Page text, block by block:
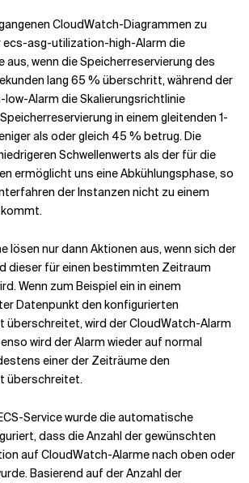
CloudWatch-Diagrammen zu
ecs-asg-utilization-high-Alarm die
aus, wenn die Speicherreservierung des
lang 65 % überschritt, während der
Alarm die Skalierungsrichtlinie
in einem gleitenden 1-
als oder gleich 45 % betrug. Die
Schwellenwerts als der für die
ermöglicht uns eine Abkühlungsphase, so
der Instanzen nicht zu einem
lösen nur dann Aktionen aus, wenn sich der
dieser für einen bestimmten Zeitraum
Wenn zum Beispiel ein in einem
Datenpunkt den konfigurierten
überschreitet, wird der CloudWatch-Alarm
wird der Alarm wieder auf normal
einer der Zeiträume den
überschreitet.
Service wurde die automatische
dass die Anzahl der gewünschten
auf CloudWatch-Alarme nach oben oder
Basierend auf der Anzahl der